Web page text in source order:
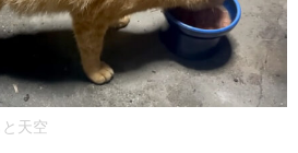
天空